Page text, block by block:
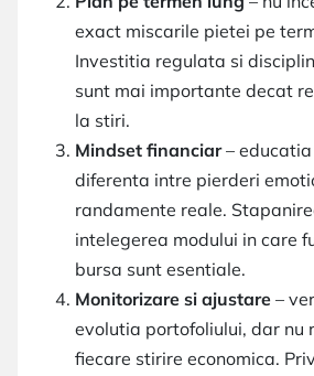
exact miscarile pietei pe
Investitia regulata si
sunt mai importante decat
la stiri.
Mindset financiar–
diferenta intre pierderi
randamente reale.
intelegerea modului in care
bursa sunt esentiale.
Monitorizare si ajustare –
evolutia portofoliului, dar nu
fiecare stirire economica.